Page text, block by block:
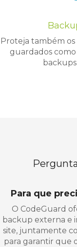
Proteja também os
guardados
backups
Para que
O CodeGuard
backup externa e
site, juntamente
para garantir que